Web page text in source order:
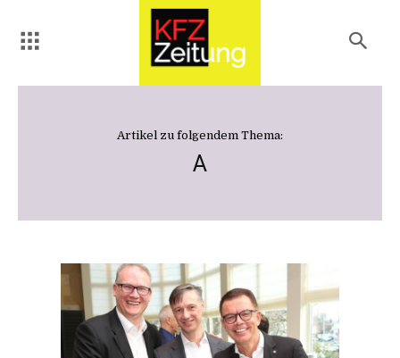
Artikel zu folgendem Thema:
A